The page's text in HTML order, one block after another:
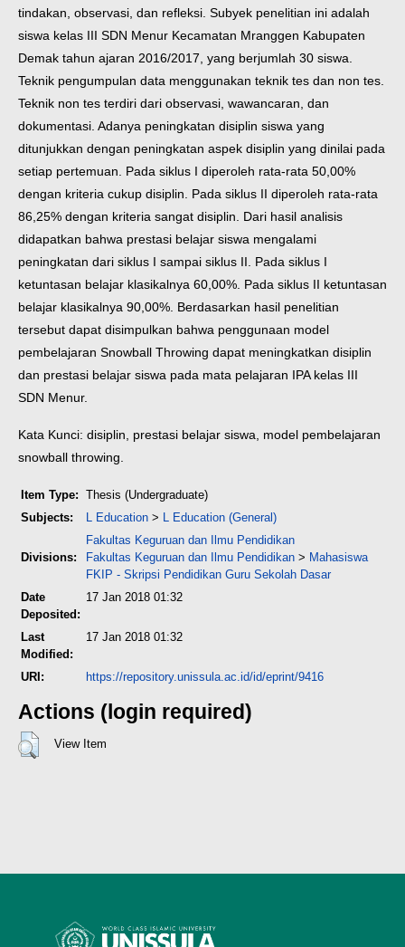
tindakan, observasi, dan refleksi. Subyek penelitian ini adalah
siswa kelas III SDN Menur Kecamatan Mranggen Kabupaten
Demak tahun ajaran 2016/2017, yang berjumlah 30 siswa.
Teknik pengumpulan data menggunakan teknik tes dan non tes.
Teknik non tes terdiri dari observasi, wawancaran, dan
dokumentasi. Adanya peningkatan disiplin siswa yang
ditunjukkan dengan peningkatan aspek disiplin yang dinilai pada
setiap pertemuan. Pada siklus I diperoleh rata-rata 50,00%
dengan kriteria cukup disiplin. Pada siklus II diperoleh rata-rata
86,25% dengan kriteria sangat disiplin. Dari hasil analisis
didapatkan bahwa prestasi belajar siswa mengalami
peningkatan dari siklus I sampai siklus II. Pada siklus I
ketuntasan belajar klasikalnya 60,00%. Pada siklus II ketuntasan
belajar klasikalnya 90,00%. Berdasarkan hasil penelitian
tersebut dapat disimpulkan bahwa penggunaan model
pembelajaran Snowball Throwing dapat meningkatkan disiplin
dan prestasi belajar siswa pada mata pelajaran IPA kelas III
SDN Menur.
Kata Kunci: disiplin, prestasi belajar siswa, model pembelajaran
snowball throwing.
Item Type: Thesis (Undergraduate)
Subjects:
L Education > L Education (General)
Divisions:
Fakultas Keguruan dan Ilmu Pendidikan
Fakultas Keguruan dan Ilmu Pendidikan > Mahasiswa
FKIP - Skripsi Pendidikan Guru Sekolah Dasar
Date
Deposited:
17 Jan 2018 01:32
Last
Modified:
17 Jan 2018 01:32
URI: https://repository.unissula.ac.id/id/eprint/9416
Actions (login required)
View Item